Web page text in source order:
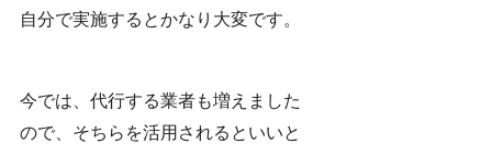
自分で実施するとかなり大変です。
今では、代行する業者も増えました
ので、そちらを活用されるといいと